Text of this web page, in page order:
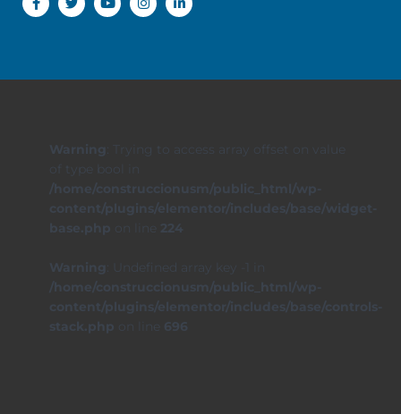
Warning: Trying to access array offset on value
of type bool in
/home/construccionusm/public_html/wp-
content/plugins/elementor/includes/base/widget-
base.php on line 224
Warning: Undefined array key -1 in
/home/construccionusm/public_html/wp-
content/plugins/elementor/includes/base/controls-
stack.php on line 696